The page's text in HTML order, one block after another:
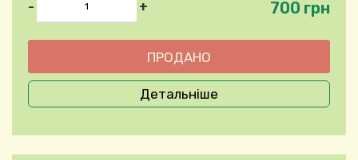
- + 700 грн
Детальніше